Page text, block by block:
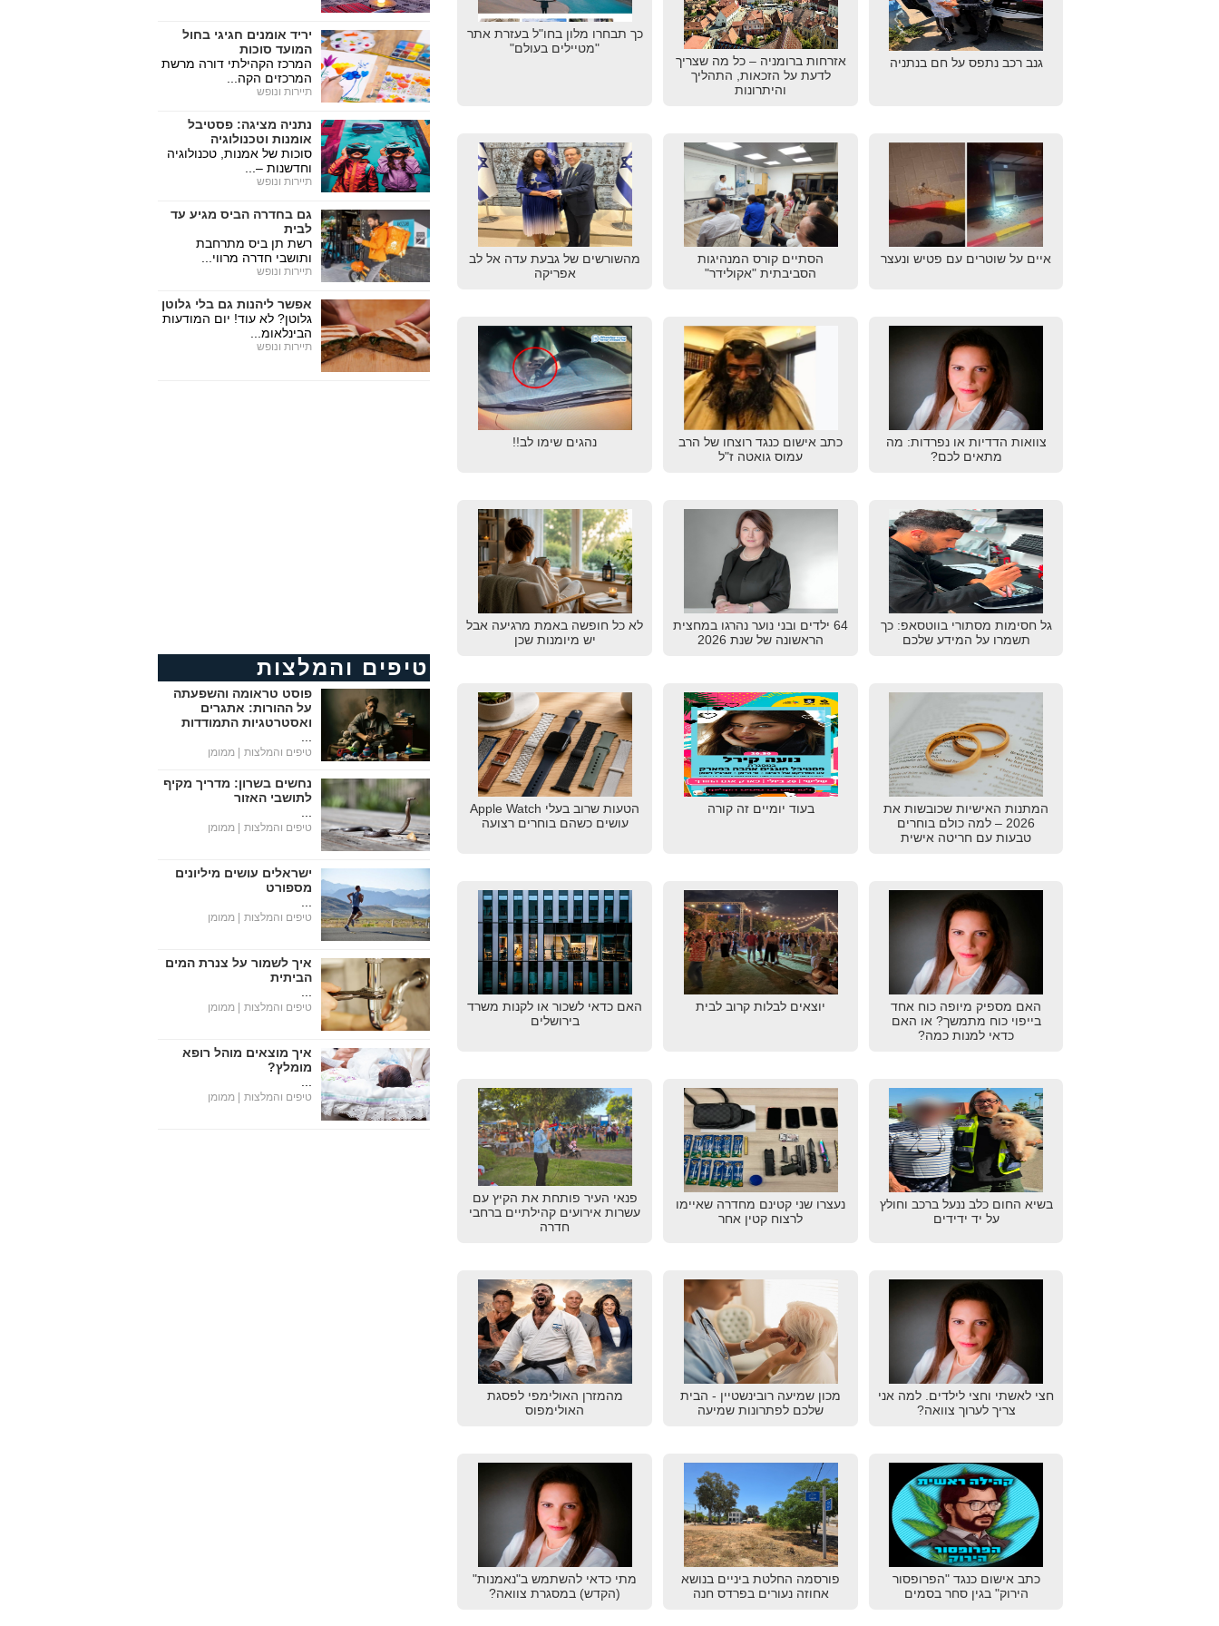
גנב רכב נתפס על חם בנתניה
אזרחות ברומניה – כל מה שצריך
לדעת על הזכאות, התהליך
והיתרונות
כך תבחרו מלון בחו"ל בעזרת אתר
"מטיילים בעולם"
איים על שוטרים עם פטיש ונעצר
הסתיים קורס המנהיגות
הסביבתית "אקולידר"
מהשורשים של גבעת עדה אל לב
אפריקה
צוואות הדדיות או נפרדות: מה
מתאים לכם?
כתב אישום כנגד רוצחו של הרב
עמוס גואטה ז"ל
נהגים שימו לב!!
גל חסימות מסתורי בווטסאפ: כך
תשמרו על המידע שלכם
64 ילדים ובני נוער נהרגו במחצית
הראשונה של שנת 2026
לא כל חופשה באמת מרגיעה אבל
יש מיומנות שכן
המתנות האישיות שכובשות את
2026 – למה כולם בוחרים
טבעות עם חריטה אישית
בעוד יומיים זה קורה
הטעות שרוב בעלי Apple Watch
עושים כשהם בוחרים רצועה
האם מספיק מיופה כוח אחד
בייפוי כוח מתמשך? או האם
כדאי למנות כמה?
יוצאים לבלות קרוב לבית
האם כדאי לשכור או לקנות משרד
בירושלים
בשיא החום כלב ננעל ברכב וחולץ
על יד ידידים
נעצרו שני קטינם מחדרה שאיימו
לרצוח קטין אחר
פנאי העיר פותחת את הקיץ עם
עשרות אירועים קהילתיים ברחבי
חדרה
חצי לאשתי וחצי לילדים. למה אני
צריך לערוך צוואה?
מכון שמיעה רובינשטיין - הבית
שלכם לפתרונות שמיעה
מהמזרן האולימפי לפסגת
האולימפוס
כתב אישום כנגד "הפרופסור
הירוק" בגין סחר בסמים
פורסמה החלטת ביניים בנושא
אחוזה נעורים בפרדס חנה
מתי כדאי להשתמש ב"נאמנות"
(הקדש) במסגרת צוואה?
יריד אומנים חגיגי בחול
המועד סוכות
המרכז הקהילתי דורה מרשת
המרכזים הקה...
תיירות ונופש
נתניה מציגה: פסטיבל
אומנות וטכנולוגיה
סוכות של אמנות, טכנולוגיה
וחדשנות –...
תיירות ונופש
גם בחדרה הביס מגיע עד
לבית
רשת תן ביס מתרחבת
ותושבי חדרה מרווי...
תיירות ונופש
אפשר ליהנות גם בלי גלוטן
גלוטן? לא עוד! יום המודעות
הבינלאומ...
תיירות ונופש
טיפים והמלצות
פוסט טראומה והשפעתה
על ההורות: אתגרים
ואסטרטגיות התמודדות
טיפים והמלצות | ממומן
נחשים בשרון: מדריך מקיף
לתושבי האזור
טיפים והמלצות | ממומן
ישראלים עושים מיליונים
מספורט
טיפים והמלצות | ממומן
איך לשמור על צנרת המים
הביתית
טיפים והמלצות | ממומן
איך מוצאים מוהל רופא
מומלץ?
טיפים והמלצות | ממומן